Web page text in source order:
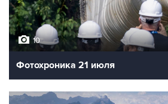
10
Фотохроника 21 июля